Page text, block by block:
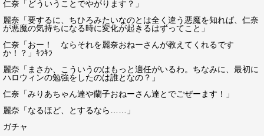
仁奈「どういうことでやがります？」
麗奈「要するに、ちひろみたいなのとは全く違う悪魔を知れば、仁奈
が悪魔の気持ちになる時に変化が起きるはずってこと」
仁奈「おー！ ならそれを麗奈おねーさんが教えてくれるです
か！？」ｷﾗｷﾗ
麗奈「まさか、こういうのはもっと適任がいるわ。ちなみに、最初に
ハロウィンの勉強をしたのは誰となの？」
仁奈「みりあちゃん達や蘭子おねーさん達とでごぜーます！」
麗奈「なるほど、とするなら……」
ガチャ